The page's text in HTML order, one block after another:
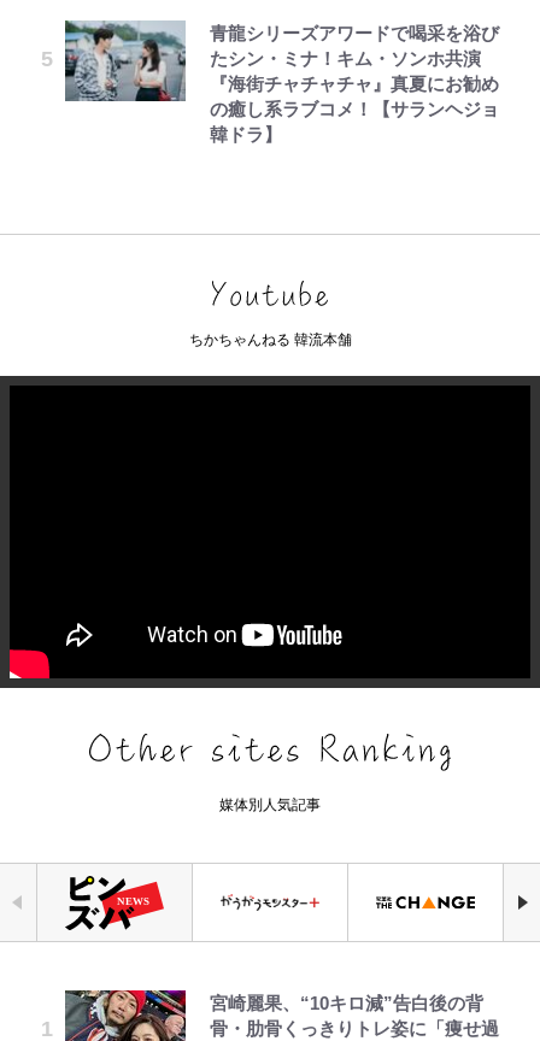
青龍シリーズアワードで喝采を浴び
たシン・ミナ！キム・ソンホ共演
『海街チャチャチャ』真夏にお勧め
の癒し系ラブコメ！【サランヘジョ
韓ドラ】
ちかちゃんねる 韓流本舗
媒体別人気記事
宮崎麗果、“10キロ減”告白後の背
骨・肋骨くっきりトレ姿に「痩せ過
公式-ヒロインが来る前に妊娠しま
した~詰んだはずの悪役令嬢です
錦織一清の写真集はなぜ私服なの
か…高級ブランドをやめ等身大の自
｢最後の1枚…ワルぃゎ〜｣鈴木優磨
が激勝翌日に写真12枚投稿→渾身
「自分の絵ごと、このジャンルはそ
ろそろ終わりかな」江口寿史が炎上
【知ってる？「日本本土四極踏破証
明書」】広島から本州4島の最南端
空の轍と大地の雲と 第1回
えびめしの流儀